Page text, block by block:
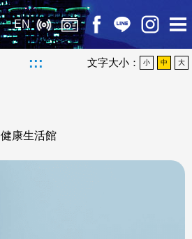
EN
::: 文字大小： 小 中 大
健康生活館